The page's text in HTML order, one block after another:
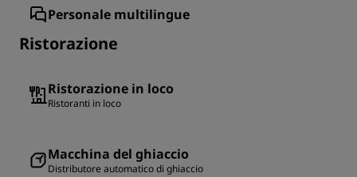
Personale multilingue
Ristorazione
Ristorazione in loco
Ristoranti in loco
Macchina del ghiaccio
Distributore automatico di ghiaccio